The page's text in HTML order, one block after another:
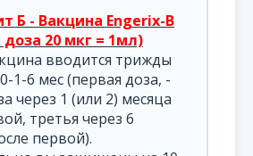
Б - Вакцина Engerix-B
доза 20 мкг = 1мл)
вводится трижды
1-6 мес (первая доза, -
через 1 (или 2) месяца
третья через 6
первой).